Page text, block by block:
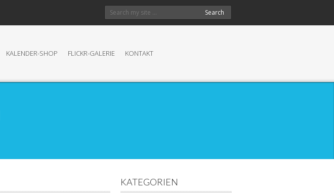
Search
KALENDER-SHOP FLICKR-GALERIE KONTAKT
KATEGORIEN